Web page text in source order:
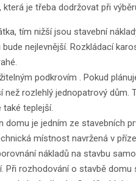
která je třeba dodržovat při
tím nižší jsou stavební
nejlevnější. Rozkládací
podkrovím . Pokud
než rozlehlý jednopatrový
také teplejší.
domu je jedním ze stavebních
místnost navržená v
nákladů na stavbu
Při rozhodování o stavbě